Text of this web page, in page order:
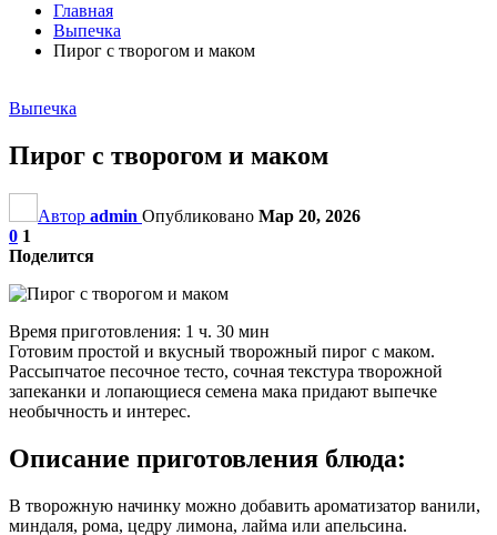
Главная
Выпечка
Пирог с творогом и маком
Выпечка
Пирог с творогом и маком
Автор admin Опубликовано Мар 20, 2026
0 1
Поделится
Время приготовления: 1 ч. 30 мин
Готовим простой и вкусный творожный пирог с маком.
Рассыпчатое песочное тесто, сочная текстура творожной
запеканки и лопающиеся семена мака придают выпечке
необычность и интерес.
Описание приготовления блюда:
В творожную начинку можно добавить ароматизатор ванили,
миндаля, рома, цедру лимона, лайма или апельсина.